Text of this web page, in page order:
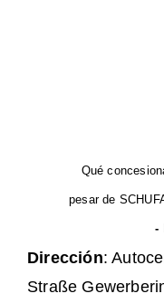
Qué
pesar de
-
Dirección:
Straße